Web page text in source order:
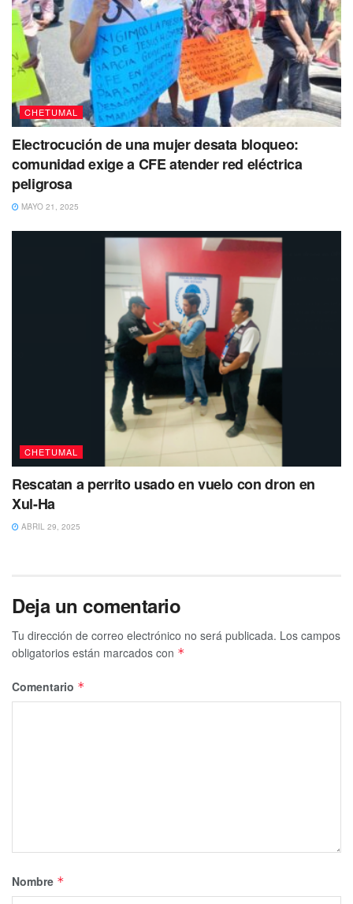
CHETUMAL
Electrocución de una mujer desata bloqueo:
comunidad exige a CFE atender red eléctrica
peligrosa
MAYO 21, 2025
CHETUMAL
Rescatan a perrito usado en vuelo con dron en
Xul-Ha
ABRIL 29, 2025
Deja un comentario
Tu dirección de correo electrónico no será publicada. Los campos
obligatorios están marcados con *
Comentario *
Nombre *